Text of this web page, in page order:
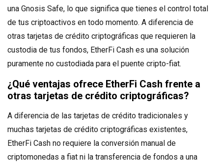
una Gnosis Safe, lo que significa que tienes el control total
de tus criptoactivos en todo momento. A diferencia de
otras tarjetas de crédito criptográficas que requieren la
custodia de tus fondos, EtherFi Cash es una solución
puramente no custodiada para el puente cripto-fiat.
¿Qué ventajas ofrece EtherFi Cash frente a
otras tarjetas de crédito criptográficas?
A diferencia de las tarjetas de crédito tradicionales y
muchas tarjetas de crédito criptográficas existentes,
EtherFi Cash no requiere la conversión manual de
criptomonedas a fiat ni la transferencia de fondos a una